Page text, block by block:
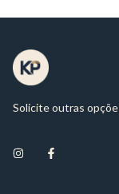
Solicite outras